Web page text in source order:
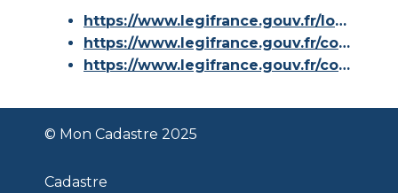
https://www.legifrance.gouv.fr/loda/id/JORFTEXT000000686267/
https://www.legifrance.gouv.fr/codes/article_lc/LEGIARTI000036588629/
https://www.legifrance.gouv.fr/codes/id/LEGISCTA000006180153/
© Mon Cadastre 2025
Cadastre